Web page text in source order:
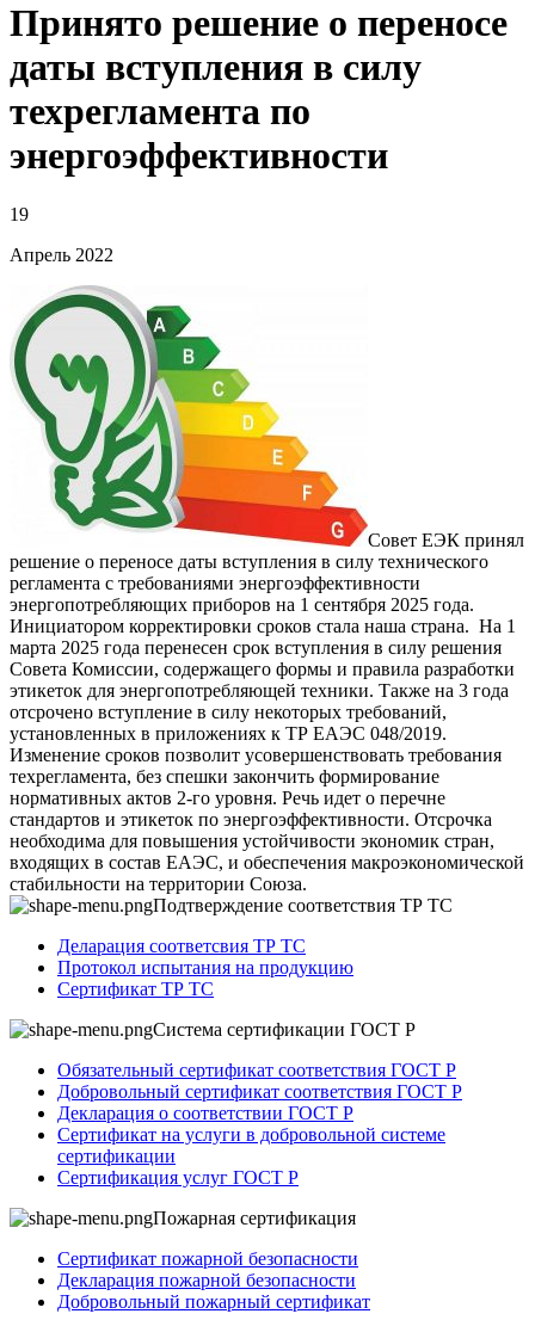
Принято решение о переносе
даты вступления в силу
техрегламента по
энергоэффективности
19
Апрель 2022
Совет ЕЭК принял
решение о переносе даты вступления в силу технического
регламента с требованиями энергоэффективности
энергопотребляющих приборов на 1 сентября 2025 года.
Инициатором корректировки сроков стала наша страна. На 1
марта 2025 года перенесен срок вступления в силу решения
Совета Комиссии, содержащего формы и правила разработки
этикеток для энергопотребляющей техники. Также на 3 года
отсрочено вступление в силу некоторых требований,
установленных в приложениях к ТР ЕАЭС 048/2019.
Изменение сроков позволит усовершенствовать требования
техрегламента, без спешки закончить формирование
нормативных актов 2-го уровня. Речь идет о перечне
стандартов и этикеток по энергоэффективности. Отсрочка
необходима для повышения устойчивости экономик стран,
входящих в состав ЕАЭС, и обеспечения макроэкономической
стабильности на территории Союза.
Подтверждение соответствия ТР ТС
Деларация соответсвия ТР ТС
Протокол испытания на продукцию
Сертификат ТР ТС
Система сертификации ГОСТ Р
Обязательный сертификат соответствия ГОСТ Р
Добровольный сертификат соответствия ГОСТ Р
Декларация о соответствии ГОСТ Р
Сертификат на услуги в добровольной системе
сертификации
Сертификация услуг ГОСТ Р
Пожарная сертификация
Сертификат пожарной безопасности
Декларация пожарной безопасности
Добровольный пожарный сертификат